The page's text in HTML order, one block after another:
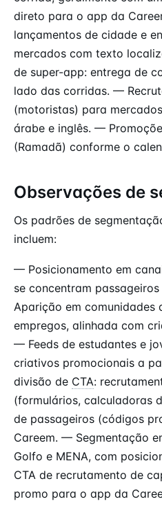
direto para o app da
lançamentos de cidade e
mercados com texto
de super-app: entrega de
lado das corridas. —
(motoristas) para
árabe e inglês. —
(Ramadã) conforme o
Observações de
Os padrões de
incluem:
— Posicionamento em
se concentram
Aparição em comunidades
empregos, alinhada com
— Feeds de estudantes e
criativos promocionais a
divisão de CTA:
(formulários, calculadoras
de passageiros (códigos
Careem. — Segmentação
Golfo e MENA, com
CTA de recrutamento de
promo para o app da